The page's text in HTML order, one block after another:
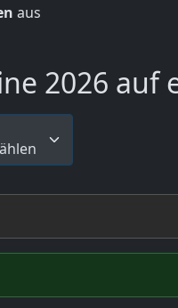
aus
2026 auf